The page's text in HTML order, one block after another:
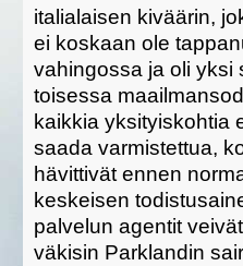
italialaisen kiväärin,
ei koskaan ole
vahingossa ja oli yksi
toisessa
kaikkia yksityiskohtia
saada varmistettua,
hävittivät ennen
keskeisen
palvelun agentit
väkisin Parklandin